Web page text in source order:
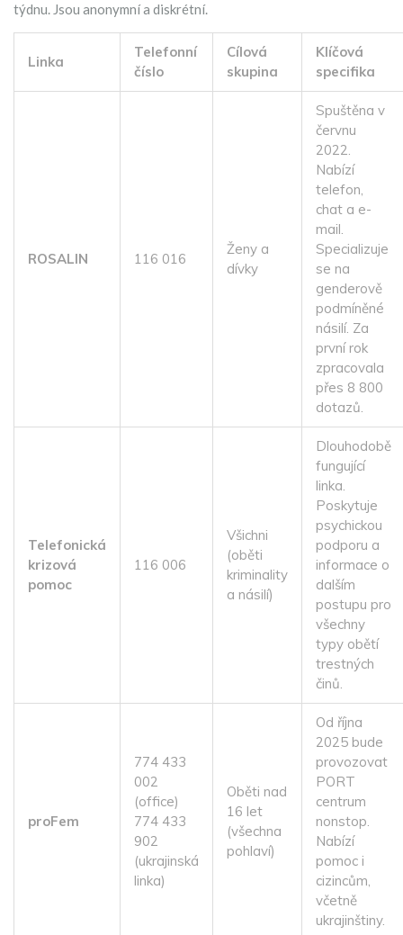
týdnu. Jsou anonymní a diskrétní.
Linka
Telefonní
číslo
Cílová
skupina
Klíčová
specifika
ROSALIN 116 016
Ženy a
dívky
Spuštěna v
červnu
2022.
Nabízí
telefon,
chat a e-
mail.
Specializuje
se na
genderově
podmíněné
násilí. Za
první rok
zpracovala
přes 8 800
dotazů.
Telefonická
krizová
pomoc
116 006
Všichni
(oběti
kriminality
a násilí)
Dlouhodobě
fungující
linka.
Poskytuje
psychickou
podporu a
informace o
dalším
postupu pro
všechny
typy obětí
trestných
činů.
proFem
774 433
002
(office)
774 433
902
(ukrajinská
linka)
Oběti nad
16 let
(všechna
pohlaví)
Od října
2025 bude
provozovat
PORT
centrum
nonstop.
Nabízí
pomoc i
cizincům,
včetně
ukrajinštiny.